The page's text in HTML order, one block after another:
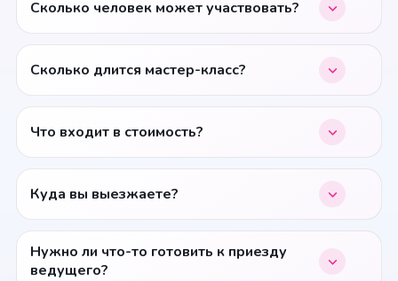
Сколько человек может участвовать?
Сколько длится мастер-класс?
Что входит в стоимость?
Куда вы выезжаете?
Нужно ли что-то готовить к приезду
ведущего?